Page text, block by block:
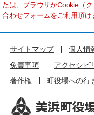
たは、ブラウザがCookie（
合わせフォームをご利用頂け
サイトマップ
個人情
免責事項
アクセシビ
著作権
町役場への行